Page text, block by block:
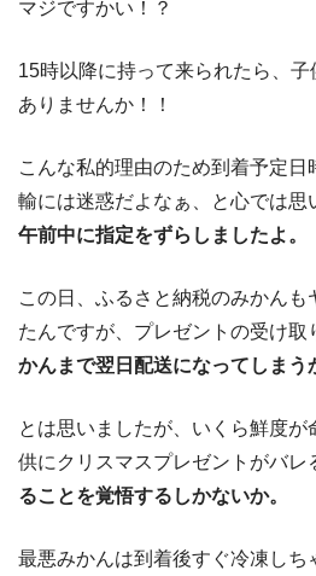
マジですかい！？
15時以降に持って来られたら、
ありませんか！！
こんな私的理由のため到着予定
輸には迷惑だよなぁ、と心では思
午前中に指定をずらしましたよ。
この日、ふるさと納税のみかんも
たんですが、プレゼントの受け取
かんまで翌日配送になってしまう
とは思いましたが、いくら鮮度
供にクリスマスプレゼントがバレ
ることを覚悟するしかないか。
最悪みかんは到着後すぐ冷凍しち